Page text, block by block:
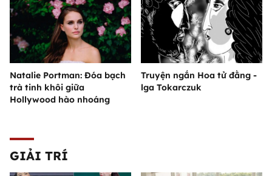
Natalie Portman: Đóa bạch
trà tinh khôi giữa
Hollywood hào nhoáng
Truyện ngắn Hoa tử đằng -
lga Tokarczuk
GIẢI TRÍ